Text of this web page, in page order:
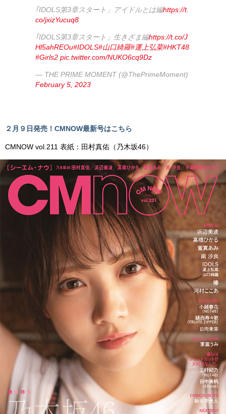
｢IDOLS第3章スタート」アイドルとは編https://t.
co/jxizYucuq8
｢IDOLS第3章スタート」生きざま編https://t.co/J
Hl5ahREOu#IDOLS#山口綺羅#運上弘菜#HKT48
#Girls2 pic.twitter.com/NUKO6cq9Dz
— THE PRIME MOMENT (@ThePrimeMoment)
February 5, 2023
２月９日発売！CMNOW最新号はこちら
CMNOW vol.211 表紙：田村真佑（乃木坂46）